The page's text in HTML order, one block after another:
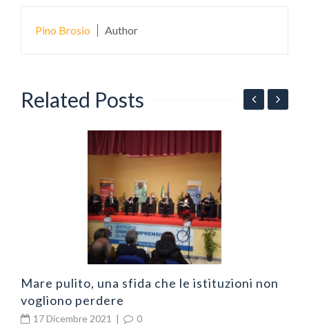
Pino Brosio Author
Related Posts
Mare pulito, una sfida che le istituzioni non
vogliono perdere
17 Dicembre 2021 | 0